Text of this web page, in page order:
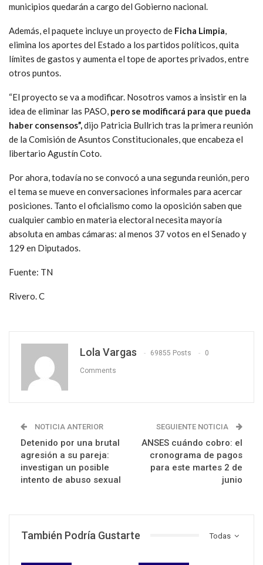
municipios quedarán a cargo del Gobierno nacional.
Además, el paquete incluye un proyecto de Ficha Limpia,
elimina los aportes del Estado a los partidos políticos, quita
límites de gastos y aumenta el tope de aportes privados, entre
otros puntos.
“El proyecto se va a modificar. Nosotros vamos a insistir en la
idea de eliminar las PASO, pero se modificará para que pueda
haber consensos”,dijo Patricia Bullrich tras la primera reunión
de la Comisión de Asuntos Constitucionales, que encabeza el
libertario Agustín Coto.
Por ahora, todavía no se convocó a una segunda reunión, pero
el tema se mueve en conversaciones informales para acercar
posiciones. Tanto el oficialismo como la oposición saben que
cualquier cambio en materia electoral necesita mayoría
absoluta en ambas cámaras: al menos 37 votos en el Senado y
129 en Diputados.
Fuente: TN
Rivero. C
Lola Vargas 69855 Posts 0
Comments
NOTICIA ANTERIOR
Detenido por una brutal
agresión a su pareja:
investigan un posible
intento de abuso sexual
SEGUIENTE NOTICIA
ANSES cuándo cobro: el
cronograma de pagos
para este martes 2 de
junio
Todas
También Podría Gustarte